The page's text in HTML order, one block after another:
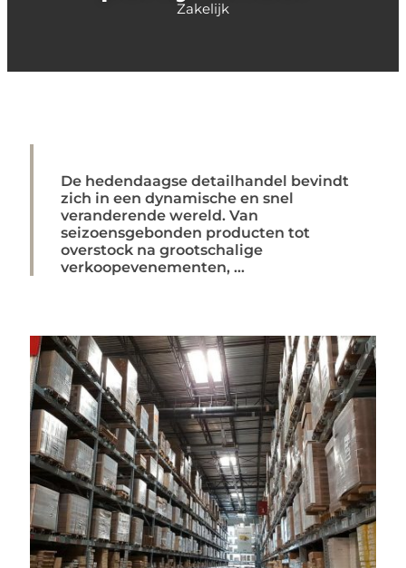
Zakelijk
De hedendaagse detailhandel bevindt
zich in een dynamische en snel
veranderende wereld. Van
seizoensgebonden producten tot
overstock na grootschalige
verkoopevenementen, ...